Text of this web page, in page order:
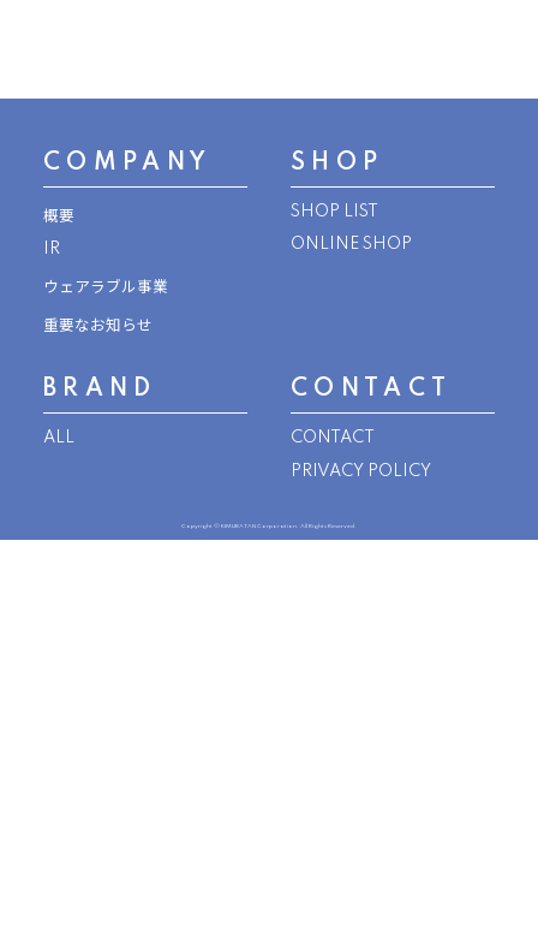
COMPANY
概要
IR
ウェアラブル事業
重要なお知らせ
SHOP
SHOP LIST
ONLINE SHOP
BRAND
ALL
CONTACT
CONTACT
PRIVACY POLICY
Copyright © KIMURATAN Corporation. All Rights Reserved.